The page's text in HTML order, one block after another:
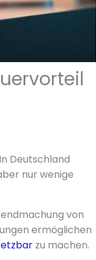
Deutschland
nur wenige
von
ermöglichen
zu machen.